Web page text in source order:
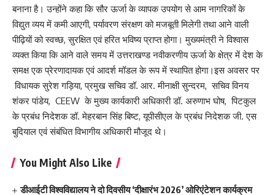
बनाना है। उन्होंने कहा कि सौर ऊर्जा के व्यापक उपयोग से आम नागरिकों के
विद्युत व्यय में कमी आएगी, पर्यावरण संरक्षण को मजबूती मिलेगी तथा आने वाली
पीढ़ियों को स्वच्छ, सुरक्षित एवं हरित भविष्य प्राप्त होगा। मुख्यमंत्री ने विश्वास
व्यक्त किया कि आने वाले समय में उत्तराखण्ड नवीकरणीय ऊर्जा के क्षेत्र में देश के
समक्ष एक प्रेरणादायक एवं आदर्श मॉडल के रूप में स्थापित होगा।इस अवसर पर
विधायक सुरेश गड़िया, प्रमुख सचिव डॉ. आर. मीनाक्षी सुन्दरम, सचिव विनय
शंकर पांडेय, CEEW के मुख्य कार्यकारी अधिकारी डॉ. अरुणाभ घोष, पिटकुल
के प्रबंध निदेशक डॉ. मेहरबान सिंह बिष्ट, यूपीसीएल के प्रबंध निदेशक जी. एस
बुदियाल एवं संबंधित विभागीय अधिकारी मौजूद थे।
You Might Also Like
डीआईटी विश्वविद्यालय ने दो दिवसीय ‘दीक्षारंभ 2026’ ओरिएंटेशन कार्यक्रम